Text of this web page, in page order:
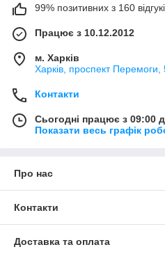
99% позитивних з 160
Працює з 10.12.2012
м. Харків
Харків, проспект Перемоги,
Контакти
Сьогодні працює з 09:00
Показати весь графік
Про нас
Контакти
Доставка та оплата